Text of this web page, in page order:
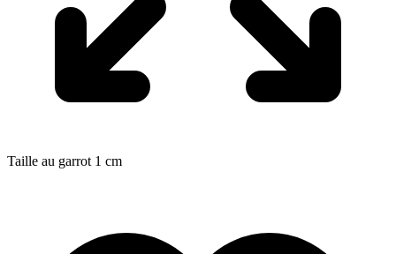
Taille au garrot 1 cm